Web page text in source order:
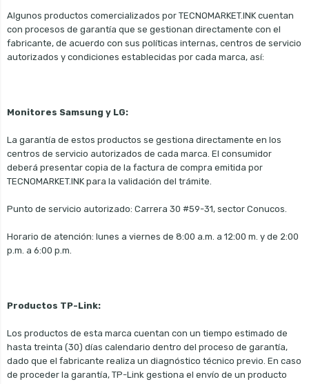
Algunos productos comercializados por TECNOMARKET.INK cuentan
con procesos de garantía que se gestionan directamente con el
fabricante, de acuerdo con sus políticas internas, centros de servicio
autorizados y condiciones establecidas por cada marca, así:
Monitores Samsung y LG:
La garantía de estos productos se gestiona directamente en los
centros de servicio autorizados de cada marca. El consumidor
deberá presentar copia de la factura de compra emitida por
TECNOMARKET.INK para la validación del trámite.
Punto de servicio autorizado: Carrera 30 #59-31, sector Conucos.
Horario de atención: lunes a viernes de 8:00 a.m. a 12:00 m. y de 2:00
p.m. a 6:00 p.m.
Productos TP-Link:
Los productos de esta marca cuentan con un tiempo estimado de
hasta treinta (30) días calendario dentro del proceso de garantía,
dado que el fabricante realiza un diagnóstico técnico previo. En caso
de proceder la garantía, TP-Link gestiona el envío de un producto